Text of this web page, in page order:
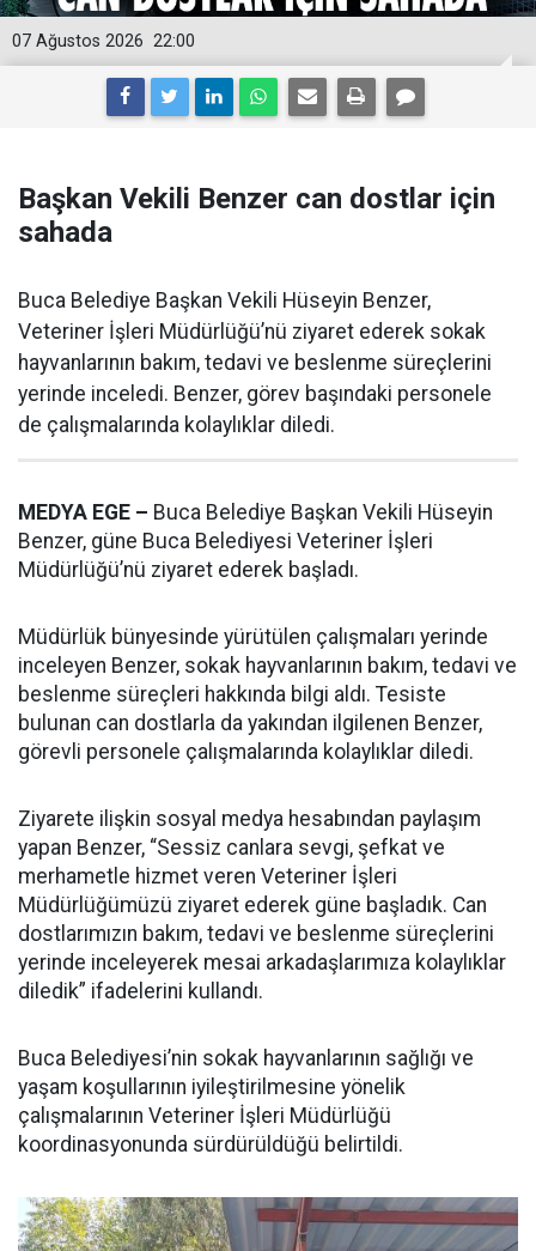
22:00
07 Ağustos 2026
Başkan Vekili Benzer can dostlar için
sahada
Buca Belediye Başkan Vekili Hüseyin Benzer,
Veteriner İşleri Müdürlüğü’nü ziyaret ederek sokak
hayvanlarının bakım, tedavi ve beslenme süreçlerini
yerinde inceledi. Benzer, görev başındaki personele
de çalışmalarında kolaylıklar diledi.
MEDYA EGE – Buca Belediye Başkan Vekili Hüseyin
Benzer, güne Buca Belediyesi Veteriner İşleri
Müdürlüğü’nü ziyaret ederek başladı.
Müdürlük bünyesinde yürütülen çalışmaları yerinde
inceleyen Benzer, sokak hayvanlarının bakım, tedavi ve
beslenme süreçleri hakkında bilgi aldı. Tesiste
bulunan can dostlarla da yakından ilgilenen Benzer,
görevli personele çalışmalarında kolaylıklar diledi.
Ziyarete ilişkin sosyal medya hesabından paylaşım
yapan Benzer, “Sessiz canlara sevgi, şefkat ve
merhametle hizmet veren Veteriner İşleri
Müdürlüğümüzü ziyaret ederek güne başladık. Can
dostlarımızın bakım, tedavi ve beslenme süreçlerini
yerinde inceleyerek mesai arkadaşlarımıza kolaylıklar
diledik” ifadelerini kullandı.
Buca Belediyesi’nin sokak hayvanlarının sağlığı ve
yaşam koşullarının iyileştirilmesine yönelik
çalışmalarının Veteriner İşleri Müdürlüğü
koordinasyonunda sürdürüldüğü belirtildi.